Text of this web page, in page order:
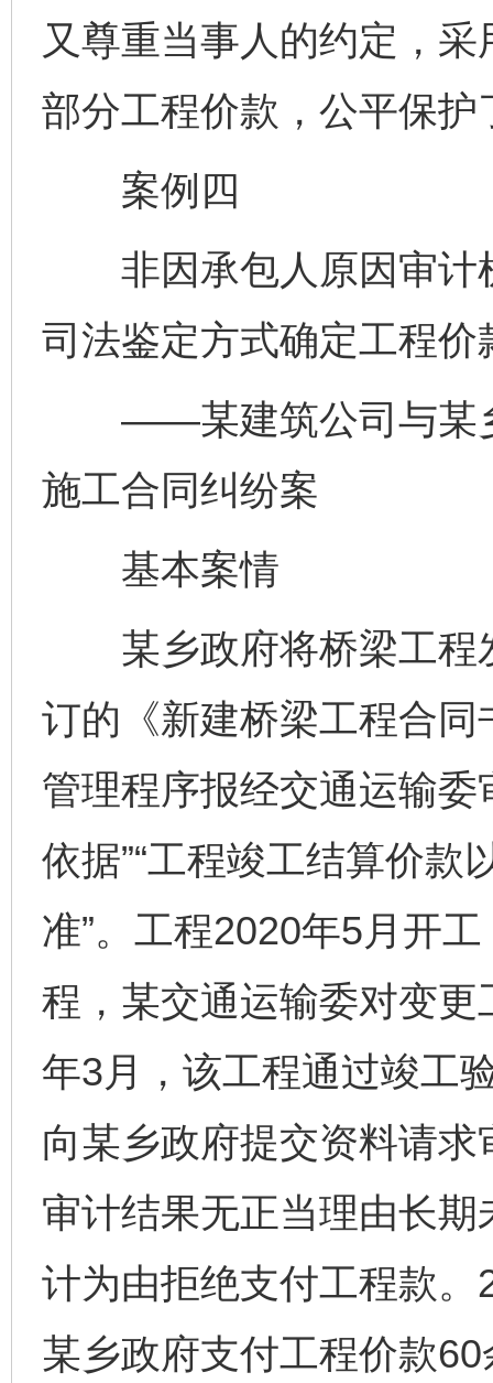
又尊重当事人的约定，
部分工程价款，公平保护
案例四
非因承包人原因审计
司法鉴定方式确定工程价
——某建筑公司与某乡
施工合同纠纷案
基本案情
某乡政府将桥梁工程
订的《新建桥梁工程合同
管理程序报经交通运输
依据”“工程竣工结算价款
准”。工程2020年5月开
程，某交通运输委对变
年3月，该工程通过竣工
向某乡政府提交资料请
审计结果无正当理由长
计为由拒绝支付工程款
某乡政府支付工程价款